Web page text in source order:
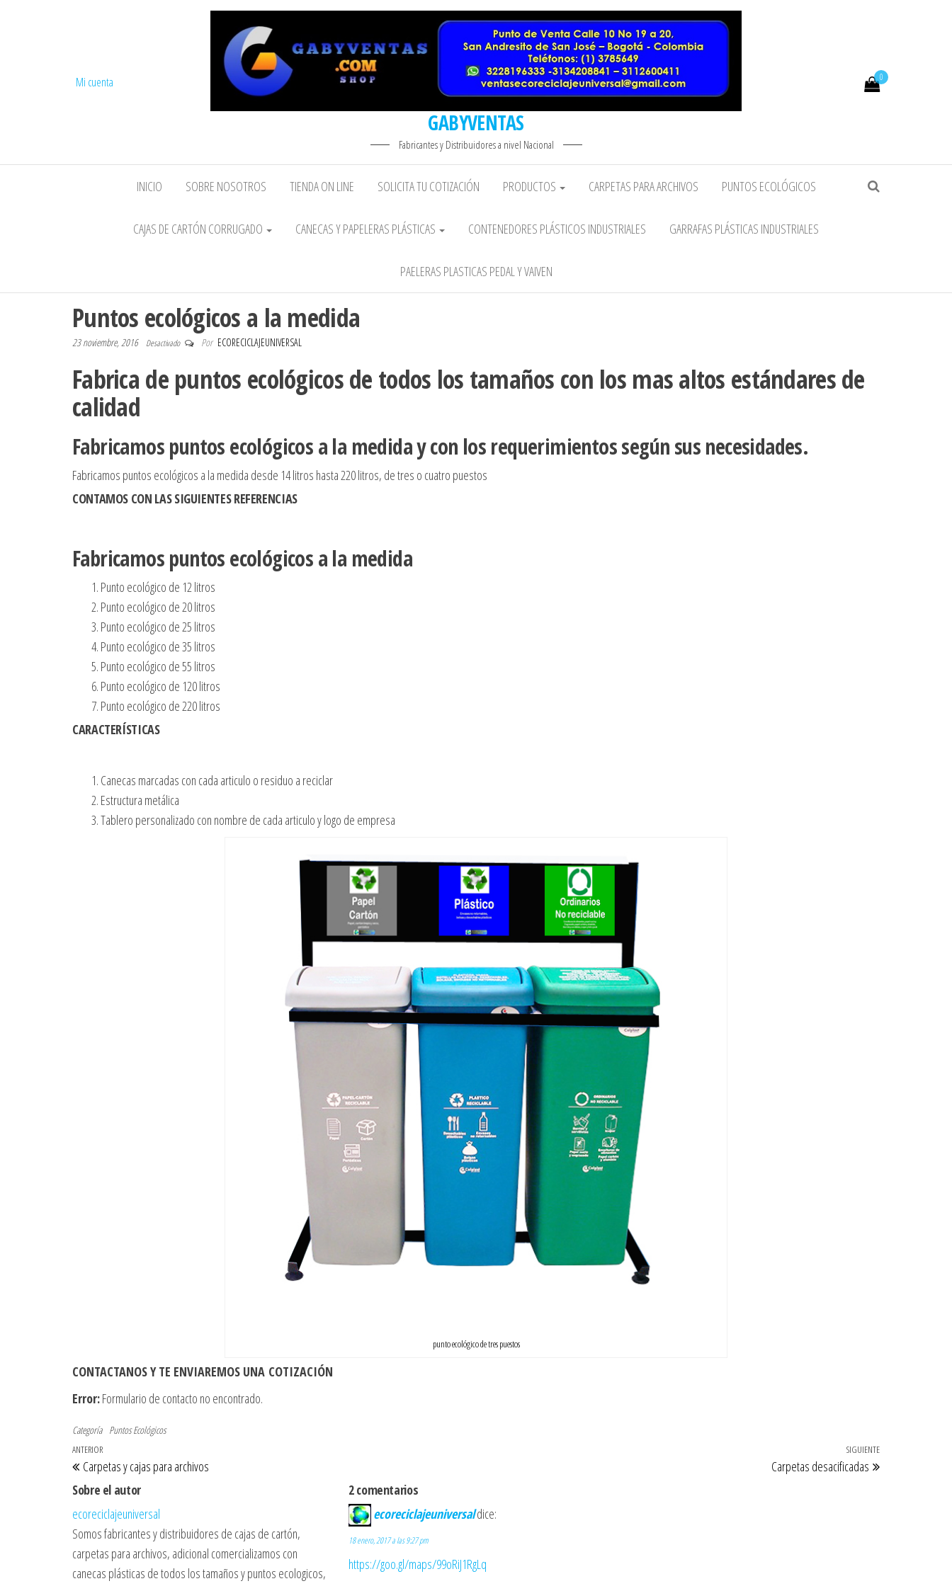
GABYVENTAS
Fabricantes y Distribuidores a nivel Nacional
0
Mi cuenta
INICIO SOBRE NOSOTROS TIENDA ON LINE SOLICITA TU COTIZACIÓN PRODUCTOS CARPETAS PARA ARCHIVOS PUNTOS ECOLÓGICOS
CAJAS DE CARTÓN CORRUGADO CANECAS Y PAPELERAS PLÁSTICAS CONTENEDORES PLÁSTICOS INDUSTRIALES GARRAFAS PLÁSTICAS INDUSTRIALES
PAELERAS PLASTICAS PEDAL Y VAIVEN
Puntos ecológicos a la medida
23 noviembre, 2016 Desactivado Por ECORECICLAJEUNIVERSAL
Fabrica de puntos ecológicos de todos los tamaños con los mas altos estándares de
calidad
Fabricamos puntos ecológicos a la medida y con los requerimientos según sus necesidades.
Fabricamos puntos ecológicos a la medida desde 14 litros hasta 220 litros, de tres o cuatro puestos
CONTAMOS CON LAS SIGUIENTES REFERENCIAS
Fabricamos puntos ecológicos a la medida
Punto ecológico de 12 litros
Punto ecológico de 20 litros
Punto ecológico de 25 litros
Punto ecológico de 35 litros
Punto ecológico de 55 litros
Punto ecológico de 120 litros
Punto ecológico de 220 litros
CARACTERÍSTICAS
Canecas marcadas con cada articulo o residuo a reciclar
Estructura metálica
Tablero personalizado con nombre de cada articulo y logo de empresa
punto ecológico de tres puestos
CONTACTANOS Y TE ENVIAREMOS UNA COTIZACIÓN
Error:Formulario de contacto no encontrado.
Categoría Puntos Ecológicos
Navegación de entradas
Entrada anterior
ANTERIOR
Carpetas y cajas para archivos
Siguiente entrada
SIGUIENTE
Carpetas desacificadas
Sobre el autor
ecoreciclajeuniversal
Somos fabricantes y distribuidores de cajas de cartón,
carpetas para archivos, adicional comercializamos con
canecas plásticas de todos los tamaños y puntos ecologicos,
2 comentarios
ecoreciclajeuniversaldice:
18 enero, 2017 a las 9:27 pm
https://goo.gl/maps/99oRiJ1RgLq